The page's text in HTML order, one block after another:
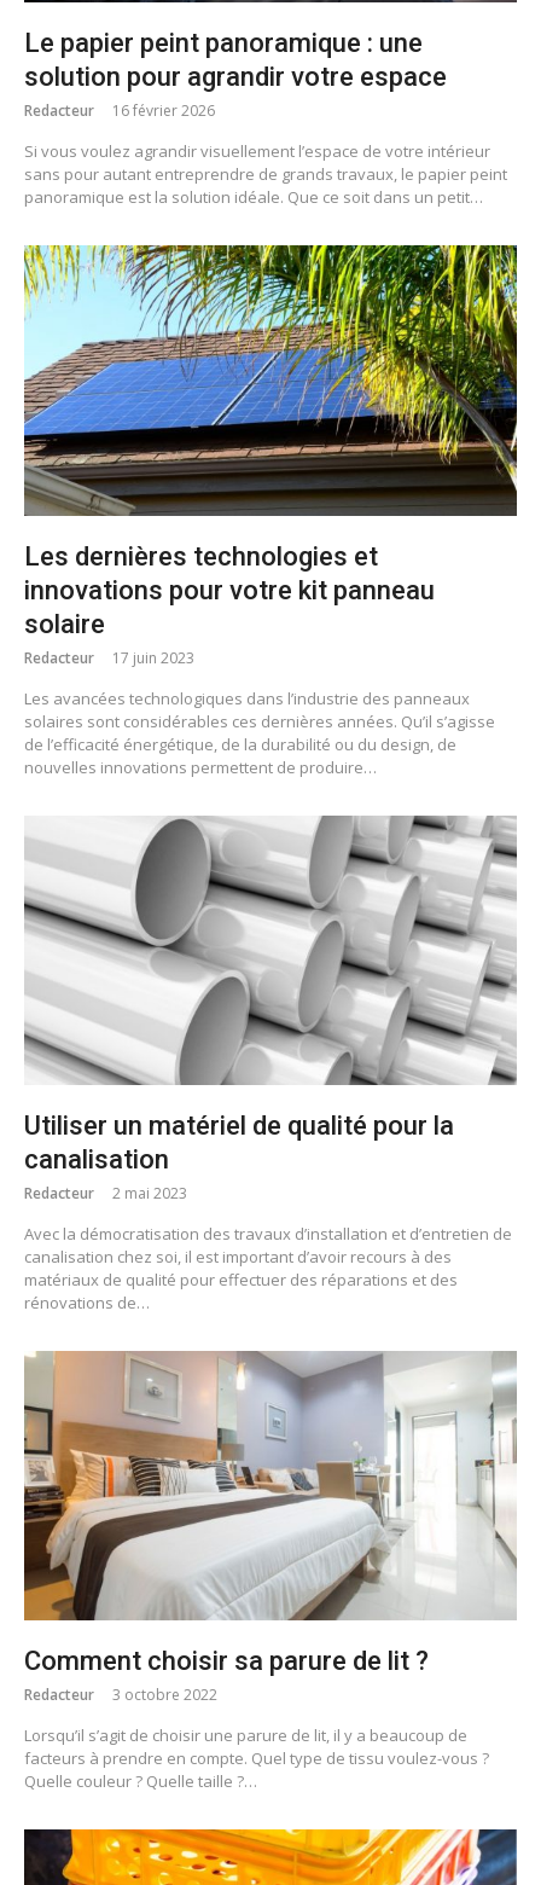
Le papier peint panoramique : une
solution pour agrandir votre espace
Redacteur 16 février 2026
Si vous voulez agrandir visuellement l’espace de votre intérieur
sans pour autant entreprendre de grands travaux, le papier peint
panoramique est la solution idéale. Que ce soit dans un petit…
Les dernières technologies et
innovations pour votre kit panneau
solaire
Redacteur 17 juin 2023
Les avancées technologiques dans l’industrie des panneaux
solaires sont considérables ces dernières années. Qu’il s’agisse
de l’efficacité énergétique, de la durabilité ou du design, de
nouvelles innovations permettent de produire…
Utiliser un matériel de qualité pour la
canalisation
Redacteur 2 mai 2023
Avec la démocratisation des travaux d’installation et d’entretien de
canalisation chez soi, il est important d’avoir recours à des
matériaux de qualité pour effectuer des réparations et des
rénovations de…
Comment choisir sa parure de lit ?
Redacteur 3 octobre 2022
Lorsqu’il s’agit de choisir une parure de lit, il y a beaucoup de
facteurs à prendre en compte. Quel type de tissu voulez-vous ?
Quelle couleur ? Quelle taille ?…